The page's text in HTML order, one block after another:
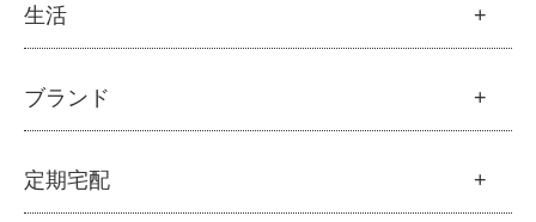
└泡ボトル・ミニ泡ボトル
├オーガニック発酵モリンガ
├
生活用品
├モリンガ全商品
└モリンガ ブログ
├固形石鹸
├洗顔石鹸
├
└
雑貨
├クレンジング・洗顔
食品
├雑穀
├ 豆・ごま・乾物・梅干し
├おせち料理
├
洗浄・キッチン雑貨
├メーカー直送品（豆・米・塩など）
生活
生活
├ハミガキ
├洗濯
├バス・トイレ
ブランド
ブランド一覧
├アムリターラ
定期宅配